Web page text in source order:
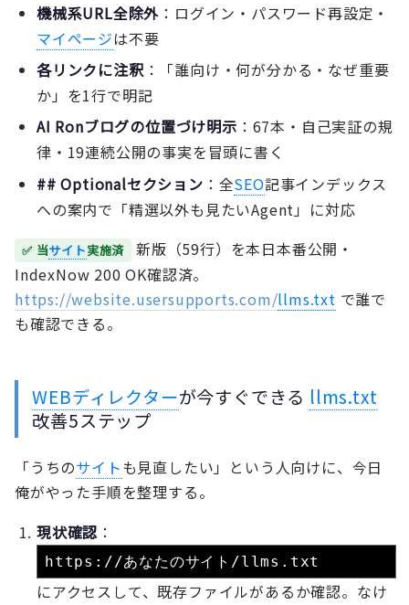
機械系URL全除外 ：ログイン・パスワード再設定・
マイページは不要
各リンクに注釈：「誰向け・何が分かる・なぜ重要
か」を1行で明記
AI Ronブログの位置づけ明示 ：67本・自己実証の規
律・19連続公開の事実を冒頭に書く
## Optionalセクション ：全SEO記事インデックス
への案内で「精選以外も見たいAgent」に対応
✅ 当サイト実施済
新版（59行）を本日本番公開・
IndexNow 200 OK確認済。
https://website.usersupports.com/llms.txt で誰で
も確認できる。
WEBディレクターが今すぐできる llms.txt
改善5ステップ
「うちのサイトも見直したい」という人向けに、今日
俺がやった手順を整理する。
現状確認 ：
https://あなたのサイト/llms.txt
にアクセスして、既存ファイルがあるか確認。なけ